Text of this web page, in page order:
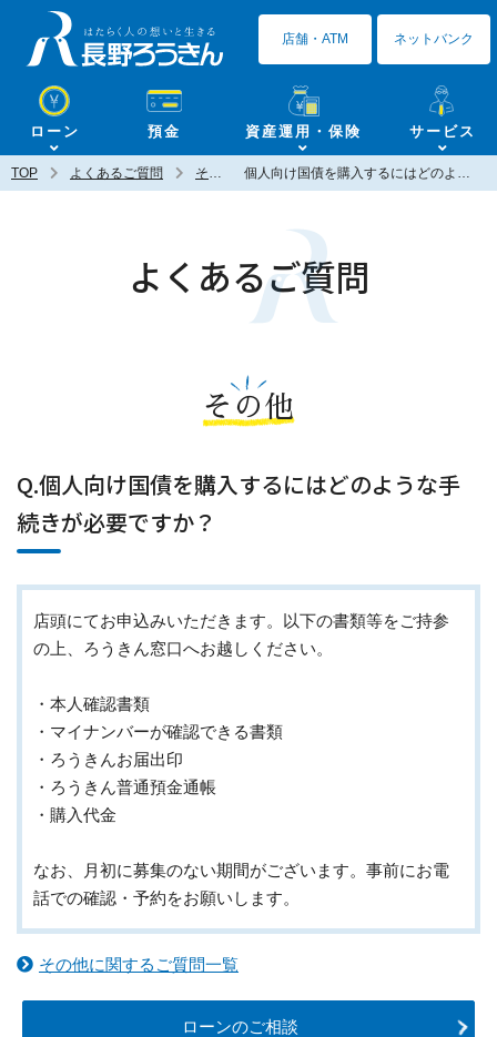
ローン 預金 資産運用・保険 サービス
店舗・ATM ネットバンク
TOP よくあるご質問 その他 個人向け国債を購入するにはどのような手続きが必要ですか？
よくあるご質問
その他
Q.個人向け国債を購入するにはどのような手
続きが必要ですか？
店頭にてお申込みいただきます。以下の書類等をご持参
の上、ろうきん窓口へお越しください。
・本人確認書類
・マイナンバーが確認できる書類
・ろうきんお届出印
・ろうきん普通預金通帳
・購入代金
なお、月初に募集のない期間がございます。事前にお電
話での確認・予約をお願いします。
その他に関するご質問一覧
ローンのご相談